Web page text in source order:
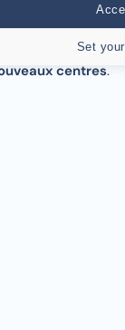
4 centres
centres.
Set